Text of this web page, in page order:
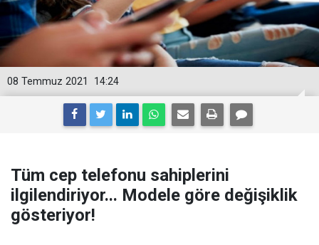
14:24
08 Temmuz 2021
Tüm cep telefonu sahiplerini
ilgilendiriyor... Modele göre değişiklik
gösteriyor!